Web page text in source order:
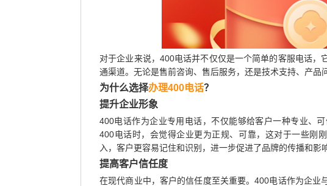
对于企业来说，400电话并不仅仅是一个简单的客服电话
通渠道。无论是售前咨询、售后服务，还是技术支持、产品
为什么选择办理400电话？
提升企业形象
400电话作为企业专用电话，不仅能够给客户一种专业、
400电话时，会觉得企业更为正规、可靠，这对于一些刚
入，客户更容易记住和识别，进一步促进了品牌的传播和影
提高客户信任度
在现代商业中，客户的信任度至关重要。400电话作为企